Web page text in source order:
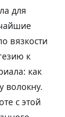
для
вязкости
к
как
волокну.
с этой